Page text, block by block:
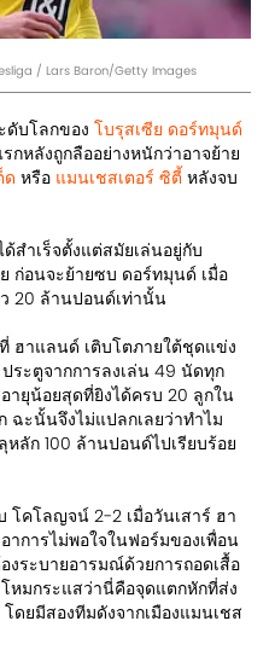
/ Lars Baron/Getty Images
ดับโลกของ โบรุสเซีย ดอร์ทมุนด์
กหลังถูกลืออย่างหนักว่าอาจย้าย
ด หรือ แมนเชสเตอร์ ซิตี้ หลังจบ
สำเร็จตั้งแต่สมัยเล่นอยู่กับ
ก่อนจะย้ายซบ ดอร์ทมุนด์ เมื่อ
20 ล้านปอนด์เท่านั้น
ฮาแลนด์ เติบโตภายใต้ชุดแข่ง
ระตูจากการลงเล่น 49 นัดทุก
ายุน้อยสุดที่ยิงได้ครบ 20 ลูกใน
ฉะนั้นจึงไม่แปลกเลยว่าทำไม
ลัก 100 ล้านปอนด์ไปเรียบร้อย
โคโลญจน์ 2-2 เมื่อวันเสาร์ ฮา
าการไม่พอใจในฟอร์มของเพื่อน
ระบายอารมณ์ด้วยการถอดเสื้อ
หมกระแสว่านี่คือจุดแตกหักที่ส่ง
ดยมีสองทีมดังจากเมืองแมนเชส